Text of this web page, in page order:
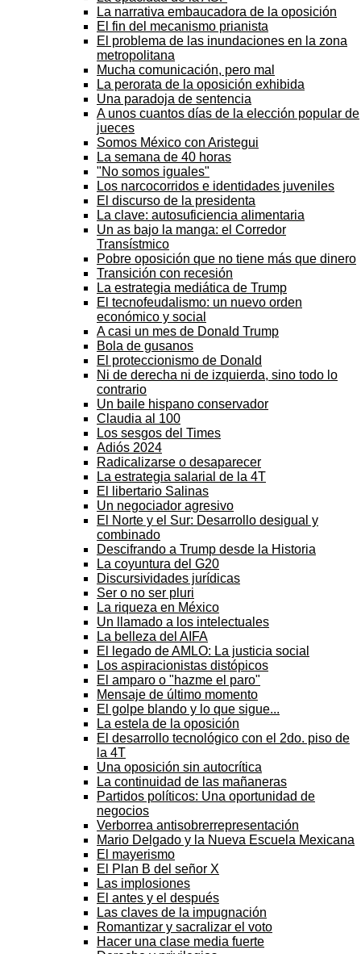
La narrativa embaucadora de la oposición
El fin del mecanismo prianista
El problema de las inundaciones en la zona
metropolitana
Mucha comunicación, pero mal
La perorata de la oposición exhibida
Una paradoja de sentencia
A unos cuantos días de la elección popular de
jueces
Somos México con Aristegui
La semana de 40 horas
"No somos iguales"
Los narcocorridos e identidades juveniles
El discurso de la presidenta
La clave: autosuficiencia alimentaria
Un as bajo la manga: el Corredor
Transístmico
Pobre oposición que no tiene más que dinero
Transición con recesión
La estrategia mediática de Trump
El tecnofeudalismo: un nuevo orden
económico y social
A casi un mes de Donald Trump
Bola de gusanos
El proteccionismo de Donald
Ni de derecha ni de izquierda, sino todo lo
contrario
Un baile hispano conservador
Claudia al 100
Los sesgos del Times
Adiós 2024
Radicalizarse o desaparecer
La estrategia salarial de la 4T
El libertario Salinas
Un negociador agresivo
El Norte y el Sur: Desarrollo desigual y
combinado
Descifrando a Trump desde la Historia
La coyuntura del G20
Discursividades jurídicas
Ser o no ser pluri
La riqueza en México
Un llamado a los intelectuales
La belleza del AIFA
El legado de AMLO: La justicia social
Los aspiracionistas distópicos
El amparo o "hazme el paro"
Mensaje de último momento
El golpe blando y lo que sigue...
La estela de la oposición
El desarrollo tecnológico con el 2do. piso de
la 4T
Una oposición sin autocrítica
La continuidad de las mañaneras
Partidos políticos: Una oportunidad de
negocios
Verborrea antisobrerrepresentación
Mario Delgado y la Nueva Escuela Mexicana
El mayerismo
El Plan B del señor X
Las implosiones
El antes y el después
Las claves de la impugnación
Romantizar y sacralizar el voto
Hacer una clase media fuerte